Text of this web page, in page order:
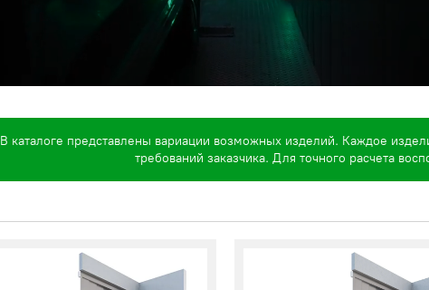
В каталоге представлены вариации возможных изделий. Каждое
требований заказчика. Для точного расчета